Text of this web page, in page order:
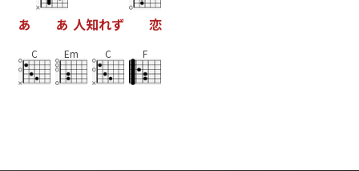
あ あ 人知れず 恋
C Em C F